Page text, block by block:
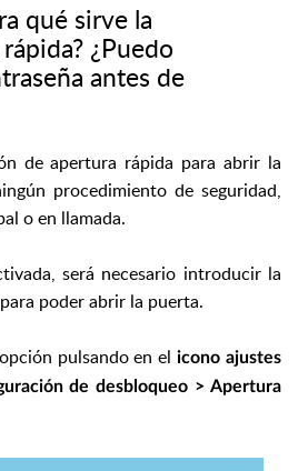
qué sirve la
¿Puedo
antes de
de apertura rápida para abrir la
procedimiento de seguridad,
o en llamada.
será necesario introducir la
poder abrir la puerta.
pulsando en elicono ajustes
de desbloqueo > Apertura